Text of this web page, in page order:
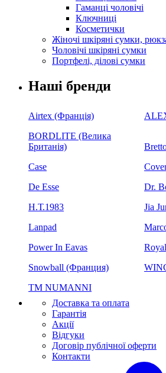
Гаманці чоловічі
Ключниці
Косметички
Жіночі шкіряні сумки,
Чоловічі шкіряні сумки
Портфелі, ділові сумки
Наші бренди
Airtex (Франція)
BORDLITE (Велика
Британія)
Case
De Esse
Dr.
H.Т.1983
Jia
Lanpad
Power In Eavas
Snowball (Франция)
ТМ NUMANNI
Доставка та оплата
Гарантія
Акції
Відгуки
Договір публічної оферти
Контакти